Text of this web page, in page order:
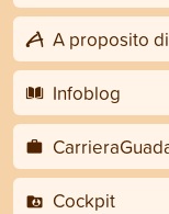
A proposito
Infoblog
Cockpit